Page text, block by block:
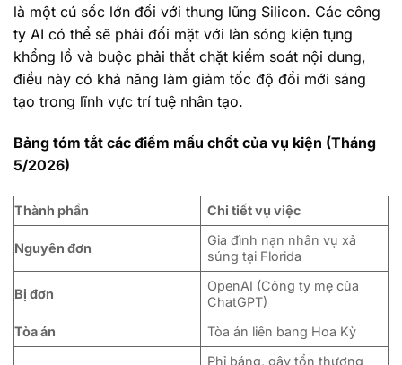
là một cú sốc lớn đối với thung lũng Silicon. Các công
ty AI có thể sẽ phải đối mặt với làn sóng kiện tụng
khổng lồ và buộc phải thắt chặt kiểm soát nội dung,
điều này có khả năng làm giảm tốc độ đổi mới sáng
tạo trong lĩnh vực trí tuệ nhân tạo.
Bảng tóm tắt các điểm mấu chốt của vụ kiện (Tháng
5/2026)
Thành phần Chi tiết vụ việc
Nguyên đơn
Gia đình nạn nhân vụ xả
súng tại Florida
Bị đơn
OpenAI (Công ty mẹ của
ChatGPT)
Tòa án
Tòa án liên bang Hoa Kỳ
Phỉ báng, gây tổn thương